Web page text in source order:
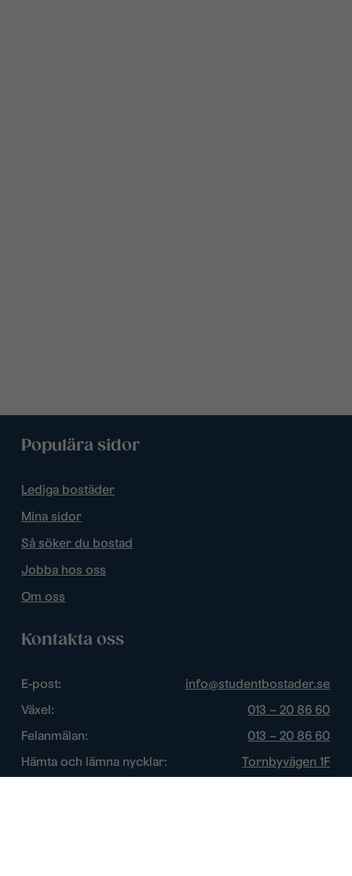
Populära sidor
Lediga bostäder
Mina sidor
Så söker du bostad
Jobba hos oss
Om oss
Kontakta oss
E-post:
info@studentbostader.se
Växel:
013 – 20 86 60
Felanmälan:
013 – 20 86 60
Hämta och lämna nycklar:
Tornbyvägen 1F